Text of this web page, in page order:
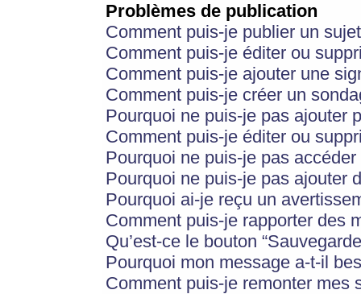
Problèmes de publication
Comment puis-je publier un
Comment puis-je éditer ou
Comment puis-je ajouter une
Comment puis-je créer un
Pourquoi ne puis-je pas ajouter
Comment puis-je éditer ou
Pourquoi ne puis-je pas
Pourquoi ne puis-je pas ajouter
Pourquoi ai-je reçu un
Comment puis-je rapporter des
Qu’est-ce le bouton
Pourquoi mon message a-t-il
Comment puis-je remonter mes